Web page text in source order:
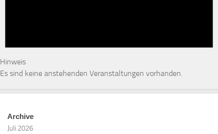
Hinweis
Es sind keine anstehenden Veranstaltungen vorhanden.
Archive
Juli 2026